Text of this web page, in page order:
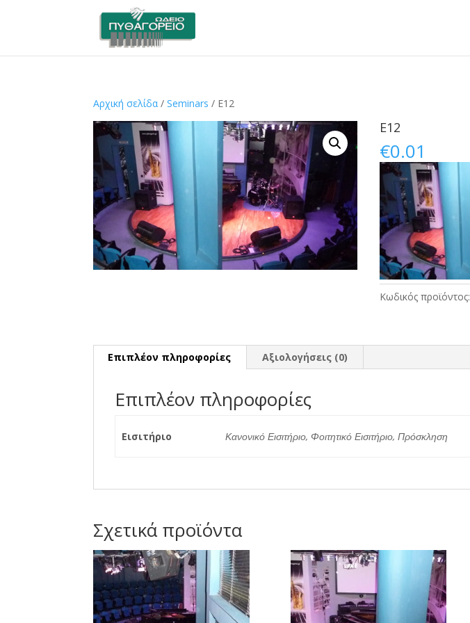
Αρχική σελίδα /Seminars / E12
E12
€0.01
Κωδικός προϊόντος:
Επιπλέον πληροφορίες Αξιολογήσεις (0)
Επιπλέον πληροφορίες
Εισιτήριο Κανονικό Εισιτήριο, Φοιτητικό Εισιτήριο, Πρόσκληση
Σχετικά προϊόντα